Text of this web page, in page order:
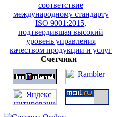
Счетчики